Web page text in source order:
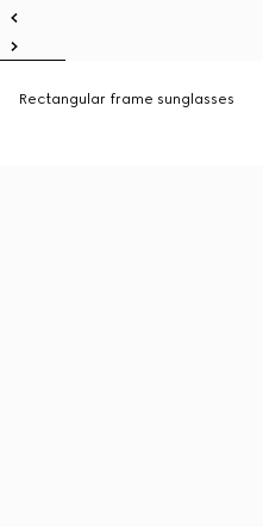
Rectangular frame sunglasses